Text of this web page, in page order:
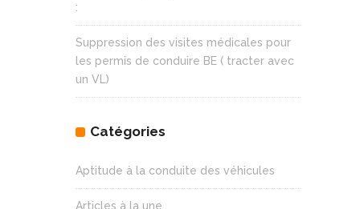
:
Suppression des visites médicales pour
les permis de conduire BE ( tracter avec
un VL)
Catégories
Aptitude à la conduite des véhicules
Articles à la une